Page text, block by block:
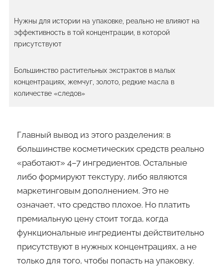
Нужны для истории на упаковке, реально не влияют на
эффективность в той концентрации, в которой
присутствуют
Большинство растительных экстрактов в малых
концентрациях, жемчуг, золото, редкие масла в
количестве «следов»
Главный вывод из этого разделения: в
большинстве косметических средств реально
«работают» 4–7 ингредиентов. Остальные
либо формируют текстуру, либо являются
маркетинговым дополнением. Это не
означает, что средство плохое. Но платить
премиальную цену стоит тогда, когда
функциональные ингредиенты действительно
присутствуют в нужных концентрациях, а не
только для того, чтобы попасть на упаковку.